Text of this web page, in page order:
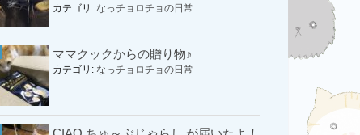
カテゴリ: なっチョロチョの日常
ママクックからの贈り物♪
カテゴリ: なっチョロチョの日常